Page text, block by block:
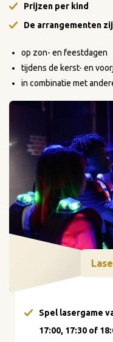
Prijzen per kind
De arrangementen
op zon- en feestdagen
tijdens de kerst- en
in combinatie met
Spel lasergame
17:00, 17:30 of